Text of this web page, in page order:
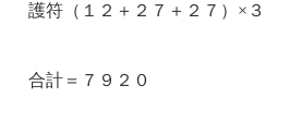
２７＋２７）×３
９２０